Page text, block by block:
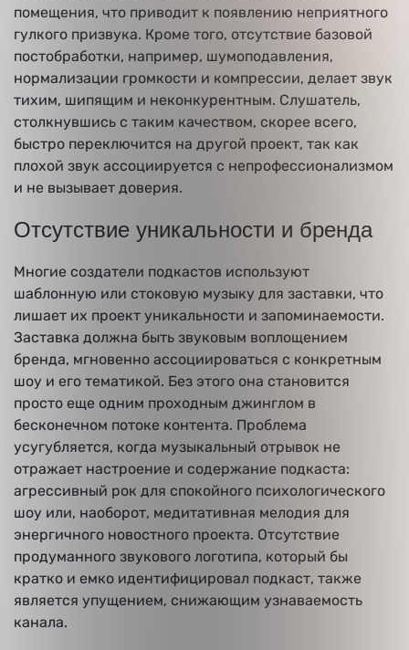
помещения, что приводит к появлению неприятного
гулкого призвука. Кроме того, отсутствие базовой
постобработки, например, шумоподавления,
нормализации громкости и компрессии, делает звук
тихим, шипящим и неконкурентным. Слушатель,
столкнувшись с таким качеством, скорее всего,
быстро переключится на другой проект, так как
плохой звук ассоциируется с непрофессионализмом
и не вызывает доверия.
Отсутствие уникальности и бренда
Многие создатели подкастов используют
шаблонную или стоковую музыку для заставки, что
лишает их проект уникальности и запоминаемости.
Заставка должна быть звуковым воплощением
бренда, мгновенно ассоциироваться с конкретным
шоу и его тематикой. Без этого она становится
просто еще одним проходным джинглом в
бесконечном потоке контента. Проблема
усугубляется, когда музыкальный отрывок не
отражает настроение и содержание подкаста:
агрессивный рок для спокойного психологического
шоу или, наоборот, медитативная мелодия для
энергичного новостного проекта. Отсутствие
продуманного звукового логотипа, который бы
кратко и емко идентифицировал подкаст, также
является упущением, снижающим узнаваемость
канала.